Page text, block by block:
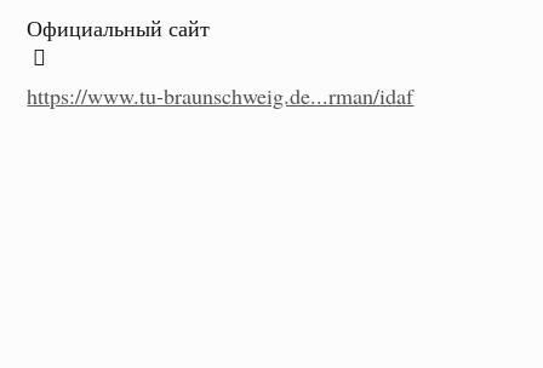
Официальный сайт
https://www.tu-braunschweig.de...rman/idaf